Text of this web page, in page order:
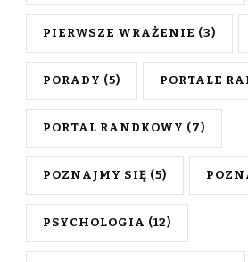
PIERWSZE WRAŻENIE (3)
PORADY (5) PORTALE
PORTAL RANDKOWY (7)
POZNAJMY SIĘ (5)
PSYCHOLOGIA (12)